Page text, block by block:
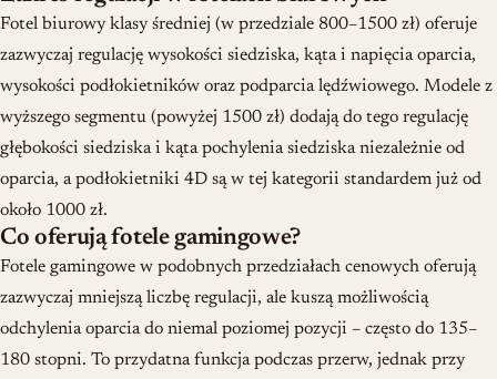
Fotel biurowy klasy średniej (w przedziale 800–1500 zł) oferuje
zazwyczaj regulację wysokości siedziska, kąta i napięcia oparcia,
wysokości podłokietników oraz podparcia lędźwiowego. Modele z
wyższego segmentu (powyżej 1500 zł) dodają do tego regulację
głębokości siedziska i kąta pochylenia siedziska niezależnie od
oparcia, a podłokietniki 4D są w tej kategorii standardem już od
około 1000 zł.
Co oferują fotele gamingowe?
Fotele gamingowe w podobnych przedziałach cenowych oferują
zazwyczaj mniejszą liczbę regulacji, ale kuszą możliwością
odchylenia oparcia do niemal poziomej pozycji – często do 135–
180 stopni. To przydatna funkcja podczas przerw, jednak przy